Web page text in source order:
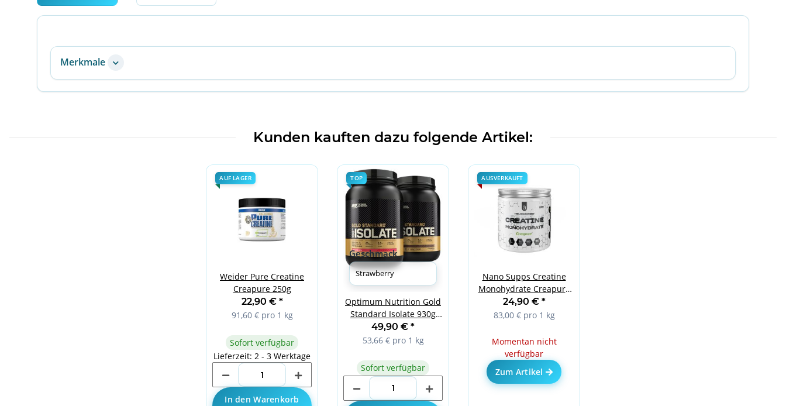
Merkmale
Kunden kauften dazu folgende Artikel:
AUF LAGER
Weider Pure Creatine
Creapure 250g
22,90 € *
91,60 € pro 1 kg
Sofort verfügbar
Lieferzeit: 2 - 3 Werktage
In den Warenkorb
TOP
Geschmack
Optimum Nutrition Gold
Standard Isolate 930g
Strawberry
49,90 € *
53,66 € pro 1 kg
Sofort verfügbar
AUSVERKAUFT
Nano Supps Creatine
Monohydrate Creapure
300g
24,90 € *
83,00 € pro 1 kg
Momentan nicht
verfügbar
Zum Artikel